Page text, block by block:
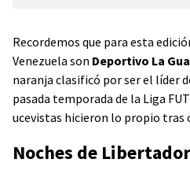
Recordemos que para esta
Venezuela son Deportivo La
naranja clasificó por ser el líder
pasada temporada de la Liga
ucevistas hicieron lo propio tras
Noches de